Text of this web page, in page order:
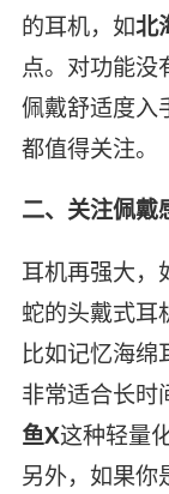
的耳机，如北
点。对功能没
佩戴舒适度入
都值得关注。
二、关注佩戴
耳机再强大，
蛇的头戴式耳
比如记忆海绵
非常适合长时
鱼X这种轻量
另外，如果你